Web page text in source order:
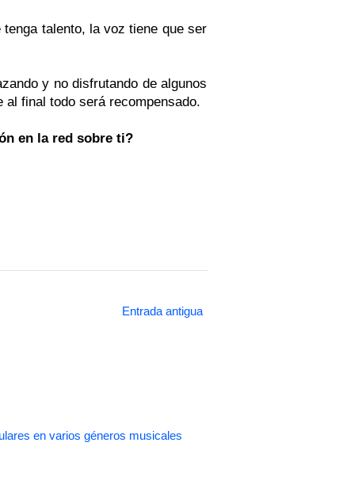
talento, la voz tiene que ser
y no disfrutando de algunos
final todo será recompensado.
en la red sobre ti?
Entrada antigua
en varios géneros musicales